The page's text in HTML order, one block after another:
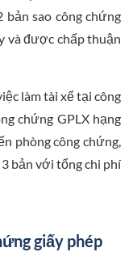
bản sao công chứng
và được chấp thuận
làm tài xế tại công
chứng GPLX hạng
phòng công chứng,
bản với tổng chi phí
giấy phép